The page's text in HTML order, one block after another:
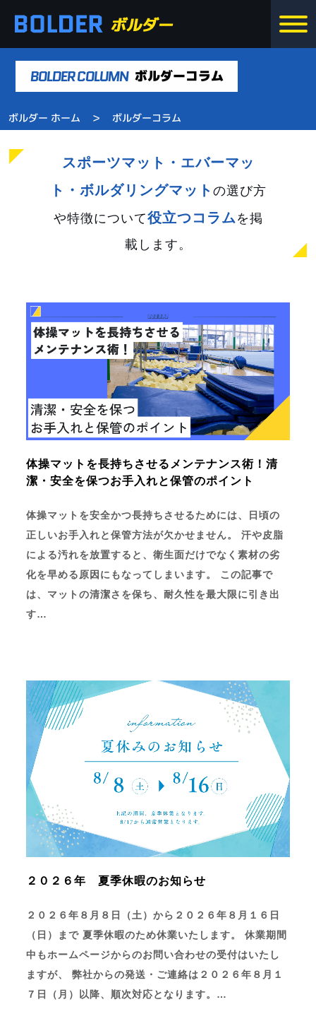
BOLDER COLUMN ボルダーコラム
ボルダー ホーム > ボルダーコラム
スポーツマット・エバーマッ
ト・ボルダリングマット の選び方
や特徴について役立つコラム を掲
載します。
体操マットを長持ちさせるメンテナンス術！清
潔・安全を保つお手入れと保管のポイント
体操マットを安全かつ長持ちさせるためには、日頃の
正しいお手入れと保管方法が欠かせません。 汗や皮脂
による汚れを放置すると、衛生面だけでなく素材の劣
化を早める原因にもなってしまいます。 この記事で
は、マットの清潔さを保ち、耐久性を最大限に引き出
す…
２０２６年 夏季休暇のお知らせ
２０２６年８月８日（土）から２０２６年８月１６日
（日）まで 夏季休暇のため休業いたします。 休業期間
中もホームページからのお問い合わせの受付はいたし
ますが、 弊社からの発送・ご連絡は２０２６年８月１
７日（月）以降、順次対応となります。…